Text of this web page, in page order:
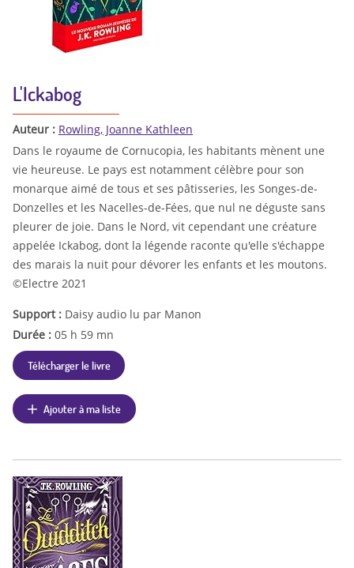
L'Ickabog
Auteur : Rowling, Joanne Kathleen
Dans le royaume de Cornucopia, les habitants mènent une
vie heureuse. Le pays est notamment célèbre pour son
monarque aimé de tous et ses pâtisseries, les Songes-de-
Donzelles et les Nacelles-de-Fées, que nul ne déguste sans
pleurer de joie. Dans le Nord, vit cependant une créature
appelée Ickabog, dont la légende raconte qu'elle s'échappe
des marais la nuit pour dévorer les enfants et les moutons.
©Electre 2021
Support : Daisy audio lu par Manon
Durée : 05 h 59 mn
Télécharger le livre
Ajouter à ma liste